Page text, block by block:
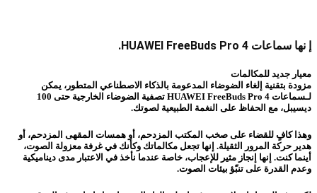
إ نها سماعات HUAWEI FreeBuds Pro 4.
معيار جديد للمكالمات
مزودة بتقنية إلغاء الضوضاء المدعومة بالذكاء الاصطناعي المتطور، يمكن
لـسماعات HUAWEI FreeBuds Pro 4 تصفية الضوضاء الخارجية حتى 100
ديسيبل، مع الحفاظ على النغمة الطبيعية لصوتك.
وهذا كافٍ للقضاء على صخب المكتب المزدحم، أو همسات المقهى المزدحم، أو
هدير حركة المرور الثقيلة. إنها تجعل مكالماتك وكأنك في غرفة معزولة الصوت،
أينما كنت. إنها إنجاز مثير للإعجاب، خاصة عندما نأخذ في الاعتبار مدى ديناميكية
وعدم القدرة على تنبّؤ بيئات الصوت.